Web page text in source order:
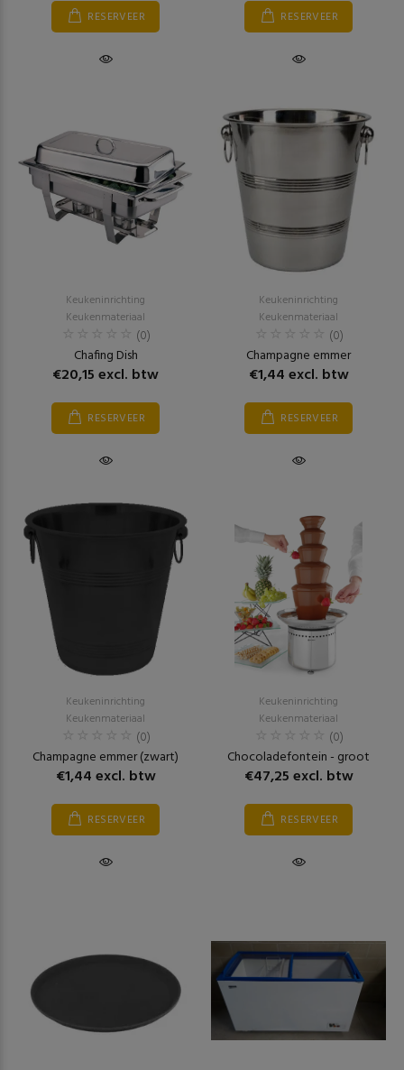
RESERVEER RESERVEER
Keukeninrichting
Keukenmateriaal
(0)
Chafing Dish
€20,15 excl. btw
RESERVEER
Keukeninrichting
Keukenmateriaal
(0)
Champagne emmer
€1,44 excl. btw
RESERVEER
Keukeninrichting
Keukenmateriaal
(0)
Champagne emmer (zwart)
€1,44 excl. btw
RESERVEER
Keukeninrichting
Keukenmateriaal
(0)
Chocoladefontein - groot
€47,25 excl. btw
RESERVEER